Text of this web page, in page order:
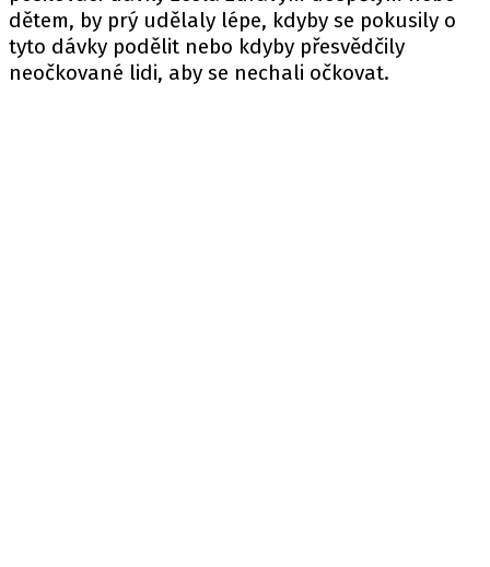
dětem, by prý udělaly lépe, kdyby se pokusily o
tyto dávky podělit nebo kdyby přesvědčily
neočkované lidi, aby se nechali očkovat.